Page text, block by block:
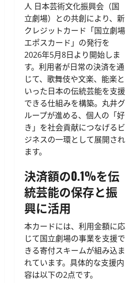
人 日本芸術文化振興会（国
立劇場）との共創により、新
クレジットカード「国立劇場
エポスカード」の発行を
2026年5月8日より開始しま
す。利用者が日常の決済を通
じて、歌舞伎や文楽、能楽と
いった日本の伝統芸能を支援
できる仕組みを構築。丸井グ
ループが進める、個人の「好
き」を社会貢献につなげるビ
ジネスの一環として展開され
ます。
決済額の0.1%を伝
統芸能の保存と振
興に活用
本カードには、利用金額に応
じて国立劇場の事業を支援で
きる寄付スキームが組み込ま
れています。具体的な支援内
容は以下の2点です。